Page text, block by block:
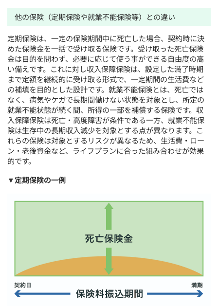
他の保険（定期保険や就業不能保険等）との違い
定期保険は、一定の保険期間中に死亡した場合、契約時に決
めた保険金を一括で受け取る保険です。受け取った死亡保険
金は目的を問わず、必要に応じて使う事ができる自由度の高
い備えです。これに対し収入保障保険は、設定した満了時期
まで定額を継続的に受け取る形式で、一定期間の生活費など
の補填を目的とした設計です。就業不能保険とは、死亡では
なく、病気やケガで長期間働けない状態を対象とし、所定の
就業不能状態が続く間、所得の一部を補償する保険です。収
入保障保険は死亡・高度障害が条件である一方、就業不能保
険は生存中の長期収入減少を対象とする点が異なります。こ
れらの保険は対象とするリスクが異なるため、生活費・ロー
ン・老後資金など、ライフプランに合った組み合わせが効果
的です。
▼定期保険の一例